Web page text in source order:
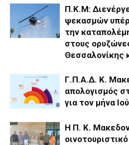
Π.Κ.Μ:
ψεκασμών
την
στους
Θεσσαλονίκης
Γ.Π.Α.Δ. Κ.
απολογισμός
για τον μήνα
H Π. Κ.